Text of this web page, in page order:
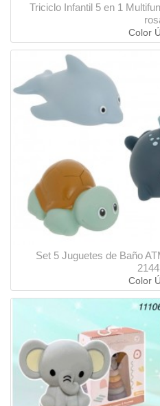
Triciclo Infantil 5 en 1
Color
Set 5 Juguetes de Baño
Color